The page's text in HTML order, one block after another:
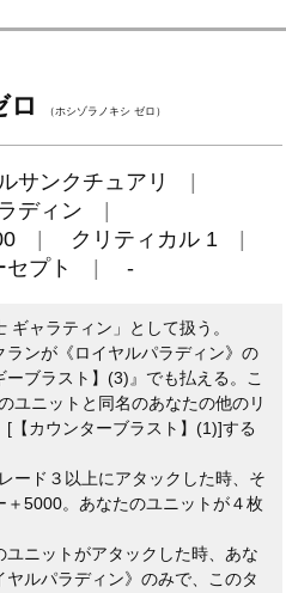
ロ （ホシゾラノキシ ゼロ）
サンクチュアリ
ディン
クリティカル 1
セプト -
ギャラティン」として扱う。
ランが《ロイヤルパラディン》の
ブラスト】(3)』でも払える。こ
ユニットと同名のあなたの他のリ
【カウンターブラスト】(1)]する
ード３以上にアタックした時、そ
5000。あなたのユニットが４枚
ユニットがアタックした時、あな
ルパラディン》のみで、このタ